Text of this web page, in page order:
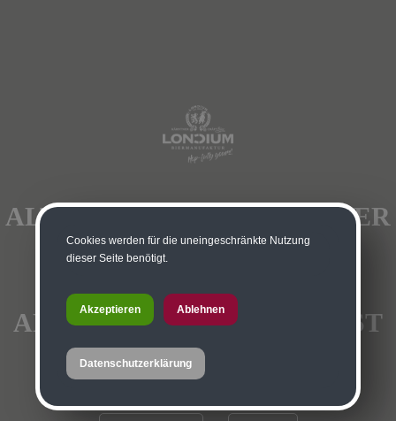
ALT GENUG, UM CRAFTBEER
VORM TRINKEN
ANZUSCHAUN?
ANDERS GEFRAGT: DU BIST
ÜBER 16 JAHRE?
Cookies werden für die uneingeschränkte Nutzung
dieser Seite benötigt.
Akzeptieren Ablehnen
Datenschutzerklärung